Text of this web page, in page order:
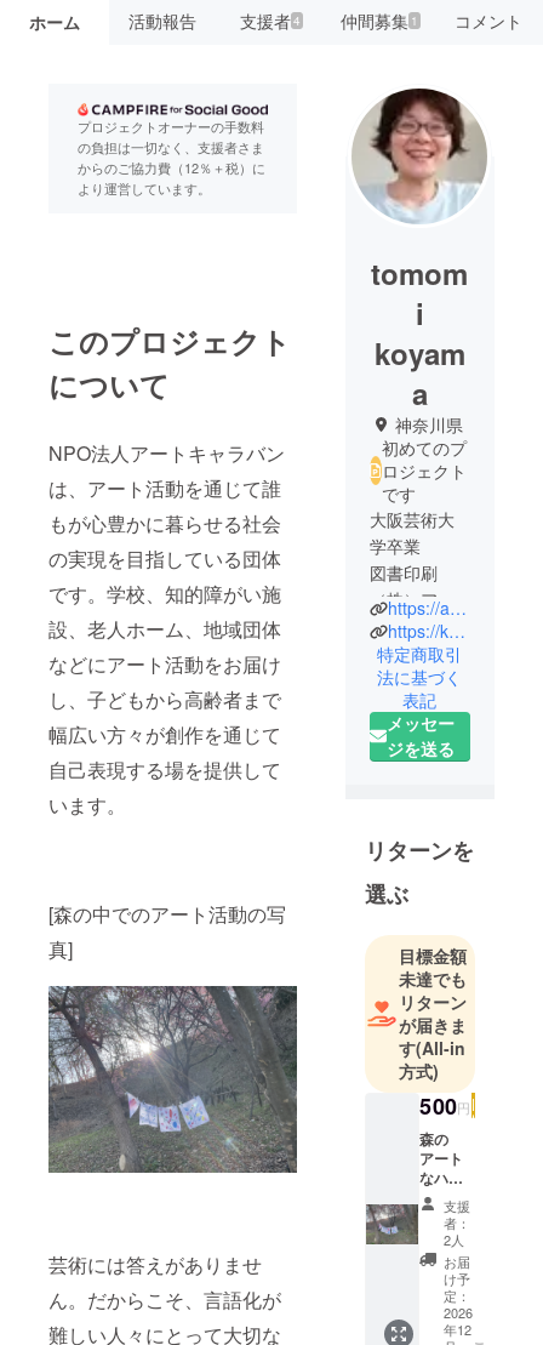
ホーム 活動報告 支援者4 仲間募集 1 コメント
プロジェクトオーナーの手数料
の負担は一切なく、支援者さま
からのご協力費（12％＋税）に
より運営しています。
このプロジェクト
について
NPO法人アートキャラバン
は、アート活動を通じて誰
もが心豊かに暮らせる社会
の実現を目指している団体
です。学校、知的障がい施
設、老人ホーム、地域団体
などにアート活動をお届け
し、子どもから高齢者まで
幅広い方々が創作を通じて
自己表現する場を提供して
います。
[森の中でのアート活動の写
真]
芸術には答えがありませ
ん。だからこそ、言語化が
難しい人々にとって大切な
tomom
i
koyam
a
神奈川県
初めてのプ
ロジェクト
です
大阪芸術大
学卒業
図書印刷
（株）アー
トディレク
ター
ドイツ留学
小学校特別
支援級や福
祉の現場で
かわる。
アートセラ
ピーやレイ
グにて
地域での
NPO法人
アートキャ
ラバン運営
や芸術活動
を啓蒙して
ます。
https://artcaravan.1web.jp/
https://kp-ch.jimdofree.com/
特定商取引
法に基づく
表記
メッセー
ジを送る
リターンを
選ぶ
目標金額
未達でも
リターン
が届きま
す(All-in
方式)
500円
森の
アート
なハン
カチを
つくろ
うのイ
ベント
の後、
ダイ
ジェス
ト動画
支援
者：
2人
お届
け予
定：
2026
年12